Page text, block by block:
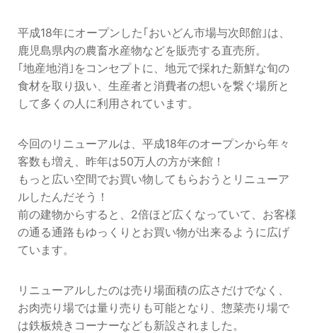
平成18年にオープンした｢おいどん市場与次郎館｣は、
鹿児島県内の農畜水産物などを販売する直売所。
｢地産地消｣をコンセプトに、地元で採れた新鮮な旬の
食材を取り扱い、生産者と消費者の想いを繋ぐ場所と
して多くの人に利用されています。
今回のリニューアルは、平成18年のオープンから年々
客数も増え、昨年は50万人の方が来館！
もっと広い空間でお買い物してもらおうとリニューア
ルしたんだそう！
前の建物からすると、2倍ほど広くなっていて、お客様
の通る通路もゆっくりとお買い物が出来るように広げ
ています。
リニューアルしたのは売り場面積の広さだけでなく、
お肉売り場では量り売りも可能となり、惣菜売り場で
は鉄板焼きコーナーなども新設されました。